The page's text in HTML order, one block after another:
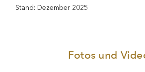
Musicale Fiorentino, in Mahlers
Ortrud (Lohengrin), Fricka (Der Ring des
Stand: Dezember 2025
Fotos und